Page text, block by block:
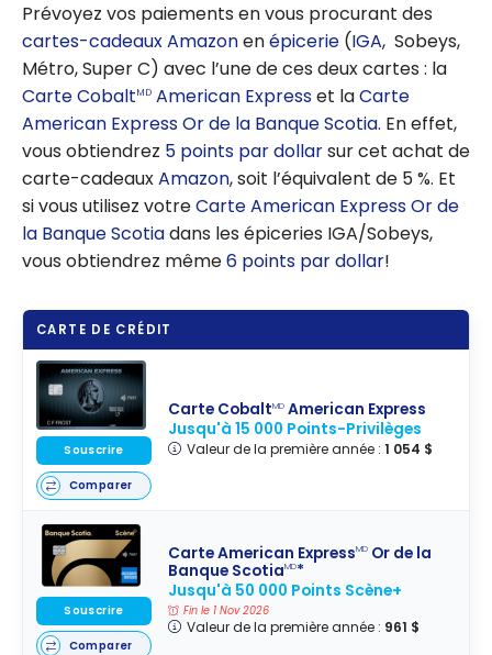
Prévoyez vos paiements en vous procurant des
cartes-cadeauxAmazonenépicerie (IGA, Sobeys,
Métro, Super C) avec l’une de ces deux cartes : la
Carte CobaltMD American Expresset laCarte
American Express Or de la Banque Scotia. En effet,
vous obtiendrez 5 points par dollarsur cet achat de
carte-cadeauxAmazon, soit l’équivalent de 5 %. Et
si vous utilisez votreCarte American Express Or de
la Banque Scotiadans les épiceries IGA/Sobeys,
vous obtiendrez même6 points par dollar!
CARTE DE CRÉDIT
Carte CobaltMD American Express
Jusqu'à 15 000 Points-Privilèges
Valeur de la première année : 1 054 $
Souscrire
Comparer
Carte American ExpressMD Or de la
Banque ScotiaMD*
Jusqu'à 50 000 Points Scène+
Fin le 1 Nov 2026
Valeur de la première année : 961 $
Souscrire
Comparer